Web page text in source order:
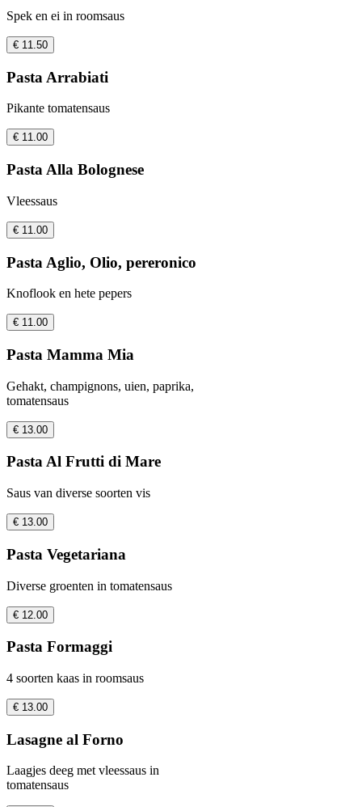
Spek en ei in roomsaus
€ 11.50
Pasta Arrabiati
Pikante tomatensaus
€ 11.00
Pasta Alla Bolognese
Vleessaus
€ 11.00
Pasta Aglio, Olio, pereronico
Knoflook en hete pepers
€ 11.00
Pasta Mamma Mia
Gehakt, champignons, uien, paprika,
tomatensaus
€ 13.00
Pasta Al Frutti di Mare
Saus van diverse soorten vis
€ 13.00
Pasta Vegetariana
Diverse groenten in tomatensaus
€ 12.00
Pasta Formaggi
4 soorten kaas in roomsaus
€ 13.00
Lasagne al Forno
Laagjes deeg met vleessaus in
tomatensaus